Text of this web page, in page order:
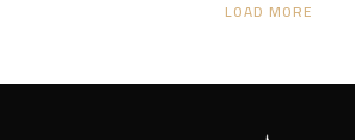
LOAD MORE